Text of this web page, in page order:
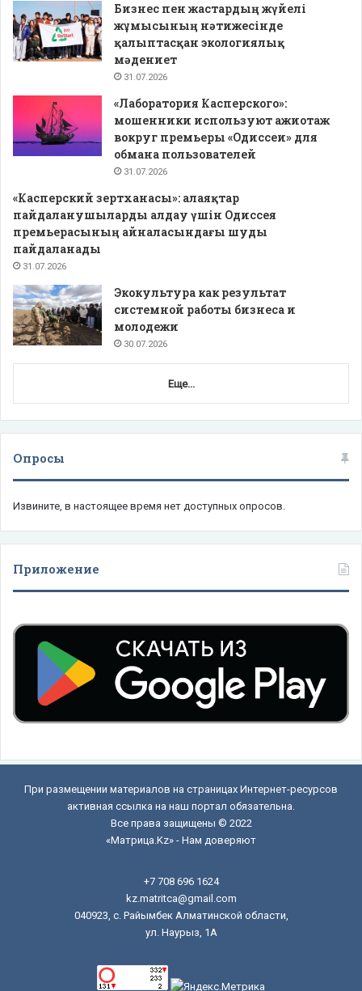
Бизнес пен жастардың жүйелі
жұмысының нәтижесінде
қалыптасқан экологиялық
мәдениет
31.07.2026
«Лаборатория Касперского»:
мошенники используют ажиотаж
вокруг премьеры «Одиссеи» для
обмана пользователей
31.07.2026
«Касперский зертханасы»: алаяқтар
пайдаланушыларды алдау үшін Одиссея
премьерасының айналасындағы шуды
пайдаланады
31.07.2026
Экокультура как результат
системной работы бизнеса и
молодежи
30.07.2026
Еще...
Опросы
Извините, в настоящее время нет доступных опросов.
Приложение
При размещении материалов на страницах Интернет-ресурсов
активная ссылка на наш портал обязательна.
Все права защищены © 2022
«Матрица.Kz» - Нам доверяют
+7 708 696 1624
kz.matritca@gmail.com
040923, с. Райымбек Алматинской области,
ул. Наурыз, 1А